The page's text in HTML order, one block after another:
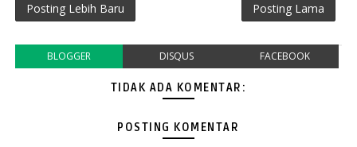
Posting Lebih Baru Posting Lama
BLOGGER DISQUS FACEBOOK
TIDAK ADA KOMENTAR:
POSTING KOMENTAR